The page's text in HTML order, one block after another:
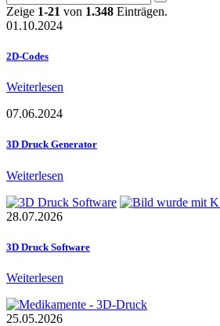
Zeige 1-21 von 1.348 Einträgen.
01.10.2024
2D-Codes
Weiterlesen
07.06.2024
3D Druck Generator
Weiterlesen
28.07.2026
3D Druck Software
Weiterlesen
25.05.2026